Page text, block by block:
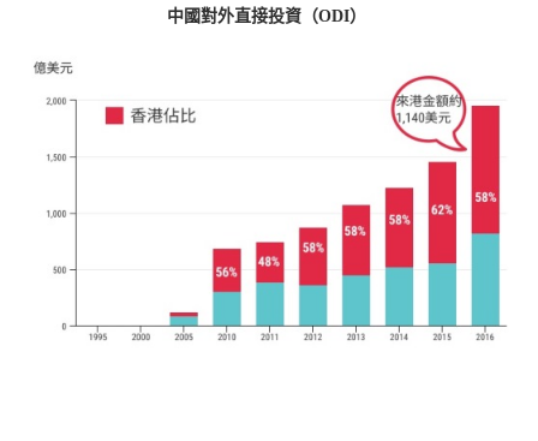
中國對外直接投資（ODI）